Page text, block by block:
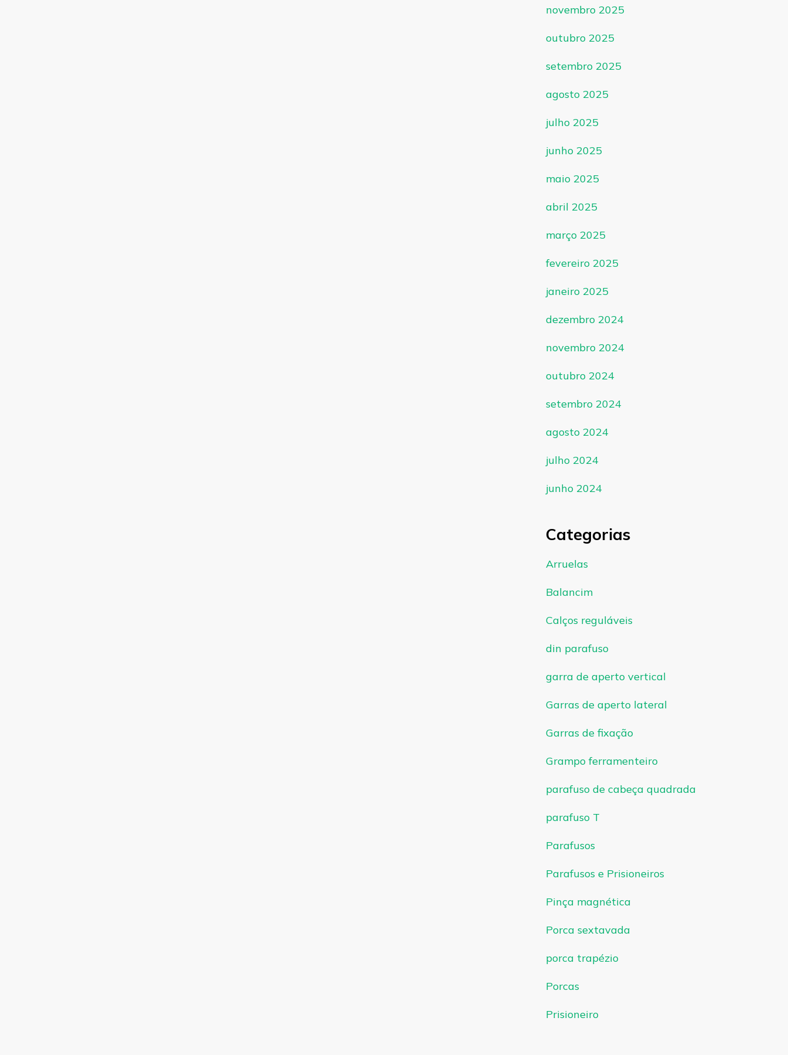
novembro 2025
outubro 2025
setembro 2025
agosto 2025
julho 2025
junho 2025
maio 2025
abril 2025
março 2025
fevereiro 2025
janeiro 2025
dezembro 2024
novembro 2024
outubro 2024
setembro 2024
agosto 2024
julho 2024
junho 2024
Categorias
Arruelas
Balancim
Calços reguláveis
din parafuso
garra de aperto vertical
Garras de aperto lateral
Garras de fixação
Grampo ferramenteiro
parafuso de cabeça quadrada
parafuso T
Parafusos
Parafusos e Prisioneiros
Pinça magnética
Porca sextavada
porca trapézio
Porcas
Prisioneiro